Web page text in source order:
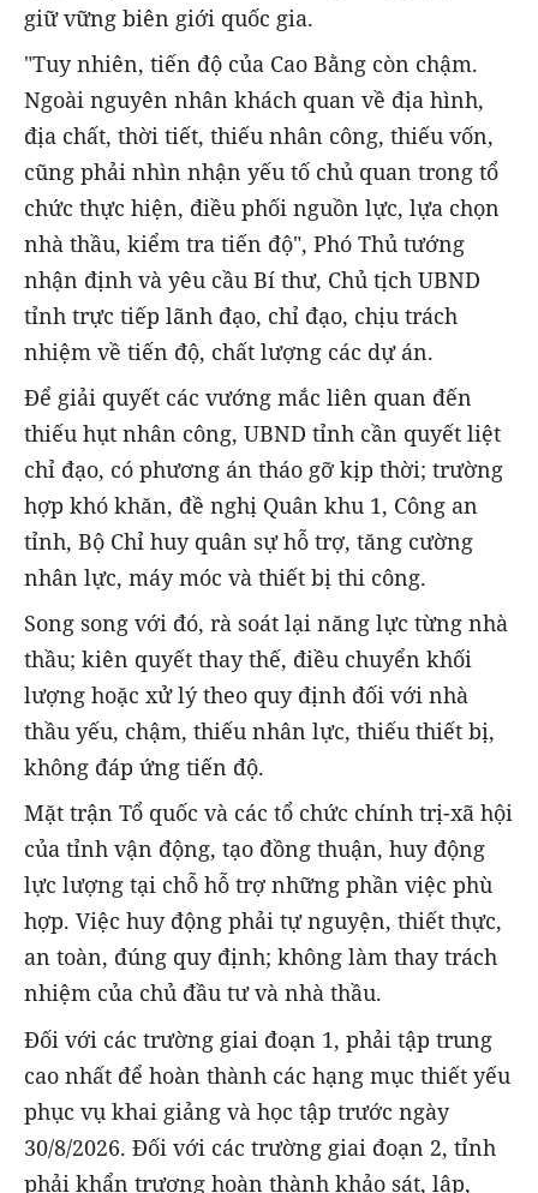
giữ vững biên giới quốc gia.
"Tuy nhiên, tiến độ của Cao Bằng còn chậm.
Ngoài nguyên nhân khách quan về địa hình,
địa chất, thời tiết, thiếu nhân công, thiếu vốn,
cũng phải nhìn nhận yếu tố chủ quan trong tổ
chức thực hiện, điều phối nguồn lực, lựa chọn
nhà thầu, kiểm tra tiến độ", Phó Thủ tướng
nhận định và yêu cầu Bí thư, Chủ tịch UBND
tỉnh trực tiếp lãnh đạo, chỉ đạo, chịu trách
nhiệm về tiến độ, chất lượng các dự án.
Để giải quyết các vướng mắc liên quan đến
thiếu hụt nhân công, UBND tỉnh cần quyết liệt
chỉ đạo, có phương án tháo gỡ kịp thời; trường
hợp khó khăn, đề nghị Quân khu 1, Công an
tỉnh, Bộ Chỉ huy quân sự hỗ trợ, tăng cường
nhân lực, máy móc và thiết bị thi công.
Song song với đó, rà soát lại năng lực từng nhà
thầu; kiên quyết thay thế, điều chuyển khối
lượng hoặc xử lý theo quy định đối với nhà
thầu yếu, chậm, thiếu nhân lực, thiếu thiết bị,
không đáp ứng tiến độ.
Mặt trận Tổ quốc và các tổ chức chính trị-xã hội
của tỉnh vận động, tạo đồng thuận, huy động
lực lượng tại chỗ hỗ trợ những phần việc phù
hợp. Việc huy động phải tự nguyện, thiết thực,
an toàn, đúng quy định; không làm thay trách
nhiệm của chủ đầu tư và nhà thầu.
Đối với các trường giai đoạn 1, phải tập trung
cao nhất để hoàn thành các hạng mục thiết yếu
phục vụ khai giảng và học tập trước ngày
30/8/2026. Đối với các trường giai đoạn 2, tỉnh
phải khẩn trương hoàn thành khảo sát, lập,